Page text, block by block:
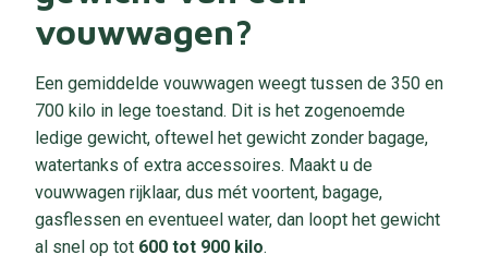
vouwwagen?
Een gemiddelde vouwwagen weegt tussen de 350 en
700 kilo in lege toestand. Dit is het zogenoemde
ledige gewicht, oftewel het gewicht zonder bagage,
watertanks of extra accessoires. Maakt u de
vouwwagen rijklaar, dus mét voortent, bagage,
gasflessen en eventueel water, dan loopt het gewicht
al snel op tot 600 tot 900 kilo.